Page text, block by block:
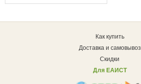
Как купить
Доставка и самовывоз
Скидки
Для ЕАИСТ